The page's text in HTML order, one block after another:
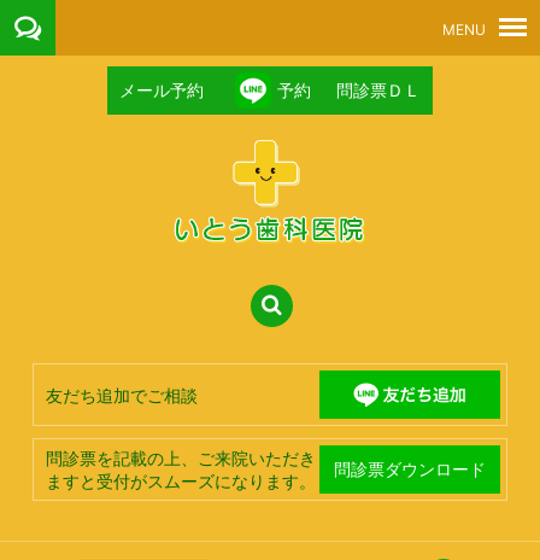
友だち追加でご相談
問診票を記載の上、ご来院いただき
ますと受付がスムーズになります。
問診票ダウンロード
メール予約 予約 問診票ＤＬ